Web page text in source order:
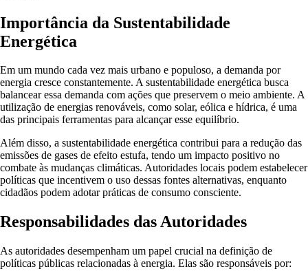
Importância da Sustentabilidade
Energética
Em um mundo cada vez mais urbano e populoso, a demanda por
energia cresce constantemente. A sustentabilidade energética busca
balancear essa demanda com ações que preservem o meio ambiente. A
utilização de energias renováveis, como solar, eólica e hídrica, é uma
das principais ferramentas para alcançar esse equilíbrio.
Além disso, a sustentabilidade energética contribui para a redução das
emissões de gases de efeito estufa, tendo um impacto positivo no
combate às mudanças climáticas. Autoridades locais podem estabelecer
políticas que incentivem o uso dessas fontes alternativas, enquanto
cidadãos podem adotar práticas de consumo consciente.
Responsabilidades das Autoridades
As autoridades desempenham um papel crucial na definição de
políticas públicas relacionadas à energia. Elas são responsáveis por: